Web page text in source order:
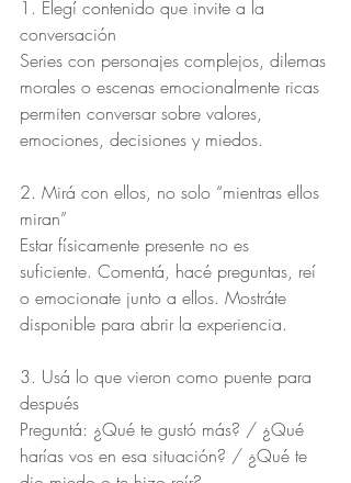
1. Elegí contenido que invite a la
conversación
Series con personajes complejos, dilemas
morales o escenas emocionalmente ricas
permiten conversar sobre valores,
emociones, decisiones y miedos.
2. Mirá con ellos, no solo “mientras ellos
miran”
Estar físicamente presente no es
suficiente. Comentá, hacé preguntas, reí
o emocionate junto a ellos. Mostráte
disponible para abrir la experiencia.
3. Usá lo que vieron como puente para
después
Preguntá: ¿Qué te gustó más? / ¿Qué
harías vos en esa situación? / ¿Qué te